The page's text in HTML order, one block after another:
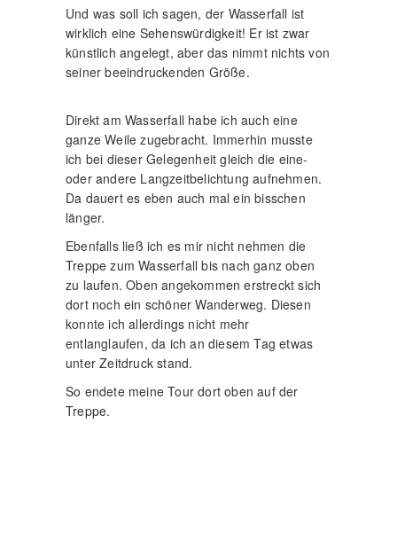
Und was soll ich sagen, der Wasserfall ist
wirklich eine Sehenswürdigkeit! Er ist zwar
künstlich angelegt, aber das nimmt nichts von
seiner beeindruckenden Größe.
Direkt am Wasserfall habe ich auch eine
ganze Weile zugebracht. Immerhin musste
ich bei dieser Gelegenheit gleich die eine-
oder andere Langzeitbelichtung aufnehmen.
Da dauert es eben auch mal ein bisschen
länger.
Ebenfalls ließ ich es mir nicht nehmen die
Treppe zum Wasserfall bis nach ganz oben
zu laufen. Oben angekommen erstreckt sich
dort noch ein schöner Wanderweg. Diesen
konnte ich allerdings nicht mehr
entlanglaufen, da ich an diesem Tag etwas
unter Zeitdruck stand.
So endete meine Tour dort oben auf der
Treppe.